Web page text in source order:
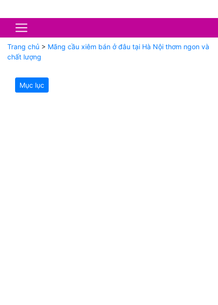
Trang chủ > Mãng cầu xiêm bán ở đâu tại Hà Nội thơm ngon và
chất lượng
Mục lục